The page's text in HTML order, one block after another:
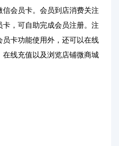
会员卡。会员到店消费关注
，可自助完成会员注册。注
卡功能使用外，还可以在线
线充值以及浏览店铺微商城